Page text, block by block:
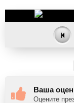
Ваша
Оцените